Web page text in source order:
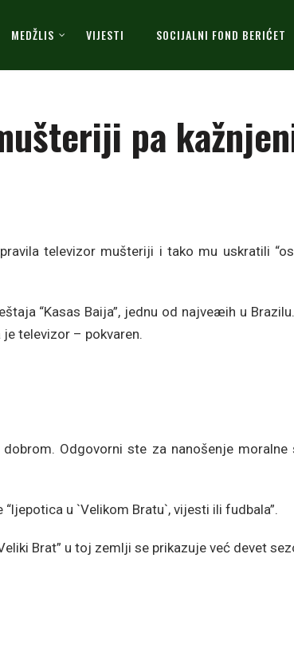
MEDŽLIS VIJESTI SOCIJALNI FOND BERIĆET
pa
televizor mušteriji i tako mu uskratili
“Kasas Baija”, jednu od najveæih u
televizor – pokvaren.
Odgovorni ste za nanošenje moralne
u `Velikom Bratu`, vijesti ili fudbala”.
Brat” u toj zemlji se prikazuje već devet